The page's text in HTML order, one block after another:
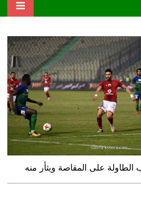
على المقاصة ويثأر منه